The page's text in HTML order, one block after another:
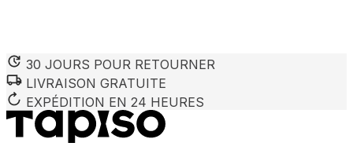
30 JOURS POUR RETOURNER
LIVRAISON GRATUITE
EXPÉDITION EN 24 HEURES
Nous utilisons des cookies pour personnaliser le contenu
partenaires peuvent combiner ces informations avec
utilisation de leurs services.